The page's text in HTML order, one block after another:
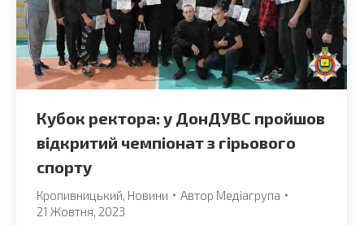
Кубок ректора: у ДонДУВС пройшов
відкритий чемпіонат з гірьового
спорту
Кропивницький Новини Автор Медіагрупа
21 Жовтня, 2023